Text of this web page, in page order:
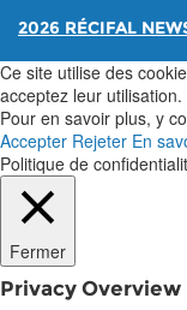
2026 RÉCIFAL
Ce site utilise des
acceptez leur utilisation.
Pour en savoir plus, y
Accepter Rejeter En
Politique de
Fermer
Privacy Overview